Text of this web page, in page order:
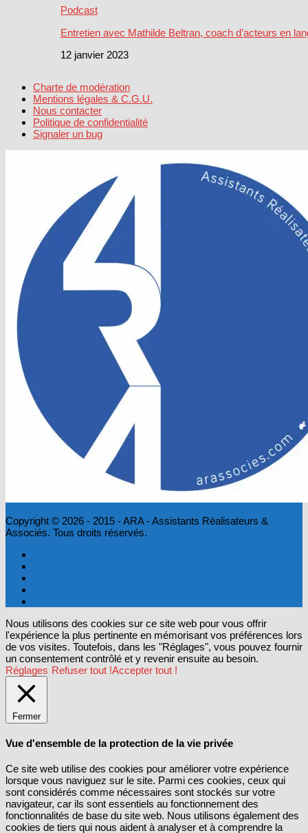
Podcast
Entretien avec Mathilde Beltran, coach d’acteurs en
12 janvier 2023
Charte de modération
Mentions légales & C.G.U.
Nous contacter
Politique de confidentialité
Signaler un bug
Copyright © 2026 - 2015 - ARA - Assistants Réalisateurs &
Associés. Tous droits réservés.
Nous utilisons des cookies sur ce site web pour vous offrir
l'expérience la plus pertinente en mémorisant vos préférences lors
de vos visites. Toutefois, dans les "Réglages", vous pouvez fournir
un consentement contrôlé et y revenir ensuite au besoin.
Réglages Refuser tout !Accepter tout !
Fermer
Vue d'ensemble de la protection de la vie privée
Ce site web utilise des cookies pour améliorer votre expérience
lorsque vous naviguez sur le site. Parmi ces cookies, ceux qui
sont considérés comme nécessaires sont stockés sur votre
navigateur, car ils sont essentiels au fonctionnement des
fonctionnalités de base du site web. Nous utilisons également des
cookies de tiers qui nous aident à analyser et à comprendre la